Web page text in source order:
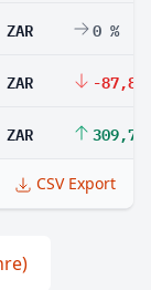
0 %
-87,8
309,77
CSV Export